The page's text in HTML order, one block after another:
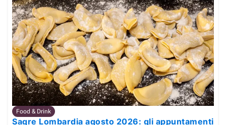
Food & Drink
Sagre Lombardia agosto 2026: gli appuntamenti